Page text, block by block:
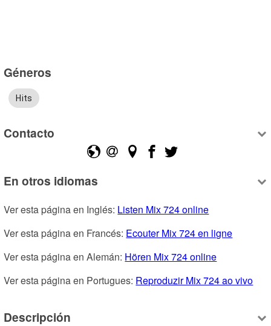
Géneros
Hits
Contacto
En otros idiomas
Ver esta página en Inglés: Listen Mix 724 online
Ver esta página en Francés: Ecouter Mix 724 en ligne
Ver esta página en Alemán: Hören Mix 724 online
Ver esta página en Portugues: Reproduzir Mix 724 ao vivo
Descripción